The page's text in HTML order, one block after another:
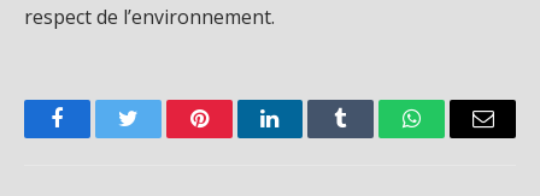
respect de l’environnement.
FacebookTwitter PinterestLinkedInTumblr WhatsAppEmail